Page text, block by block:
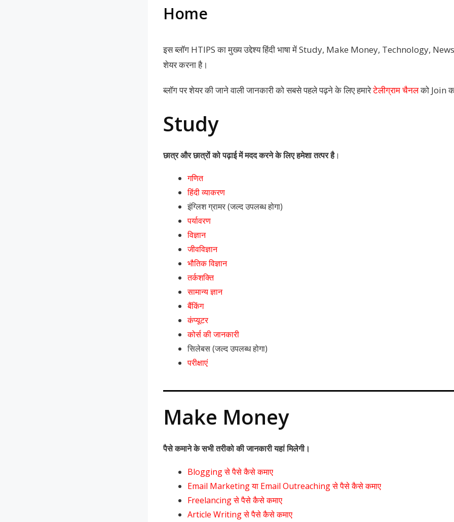
Home
इस ब्लॉग HTIPS का मुख्य उद्देश्य हिंदी भाषा में Study, Make Money, Technology,
शेयर करना है।
ब्लॉग पर शेयर की जाने वाली जानकारी को सबसे पहले पढ़ने के लिए हमारेटेलीग्राम चैनलको Join
Study
छात्र और छात्रों को पढ़ाई में मदद करने के लिए हमेशा तत्पर है।
गणित
हिंदी व्याकरण
इंग्लिश ग्रामर (जल्द उपलब्ध होगा)
पर्यावरण
विज्ञान
जीवविज्ञान
भौतिक विज्ञान
तर्कशक्ति
सामान्य ज्ञान
बैंकिंग
कंप्यूटर
कोर्स की जानकारी
सिलेबस (जल्द उपलब्ध होगा)
परीक्षाएं
Make Money
पैसे कमाने के सभी तरीको की जानकारी यहां मिलेगी।
Blogging से पैसे कैसे कमाए
Email Marketing या Email Outreaching से पैसे कैसे कमाए
Freelancing से पैसे कैसे कमाए
Article Writing से पैसे कैसे कमाए